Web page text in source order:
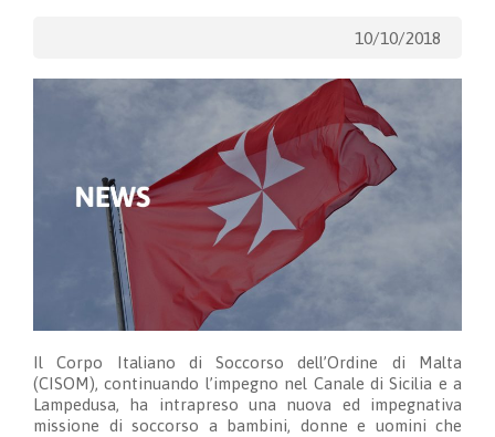
10/10/2018
Il Corpo Italiano di Soccorso dell’Ordine di Malta
(CISOM), continuando l’impegno nel Canale di Sicilia e a
Lampedusa, ha intrapreso una nuova ed impegnativa
missione di soccorso a bambini, donne e uomini che